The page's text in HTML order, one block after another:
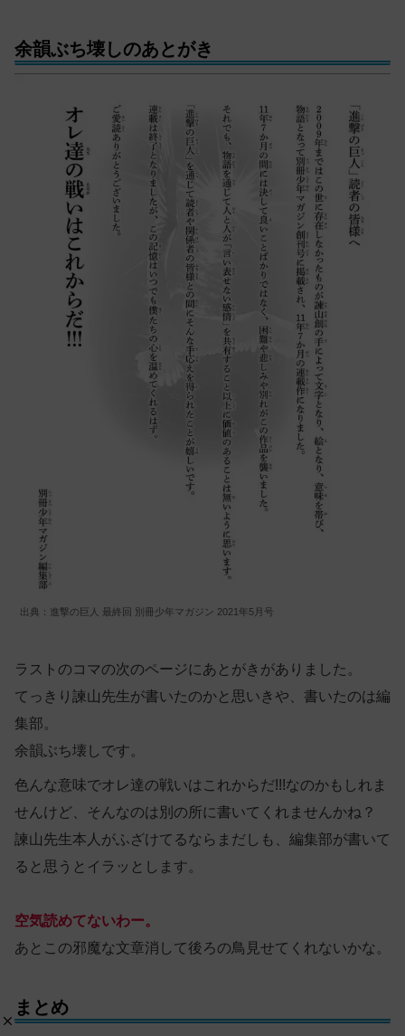
余韻ぶち壊しのあとがき
出典：進撃の巨人 最終回 別冊少年マガジン 2021年5月号
ラストのコマの次のページにあとがきがありました。
てっきり諫山先生が書いたのかと思いきや、書いたのは編
集部。
余韻ぶち壊しです。
色んな意味でオレ達の戦いはこれからだ!!!なのかもしれま
せんけど、そんなのは別の所に書いてくれませんかね？
諫山先生本人がふざけてるならまだしも、編集部が書いて
ると思うとイラッとします。
空気読めてないわー。
あとこの邪魔な文章消して後ろの鳥見せてくれないかな。
まとめ